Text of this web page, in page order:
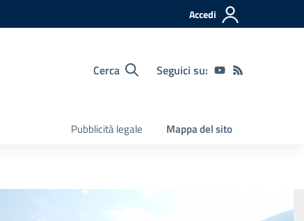
Accedi
Cerca Seguici su:
Pubblicità legale Mappa del sito